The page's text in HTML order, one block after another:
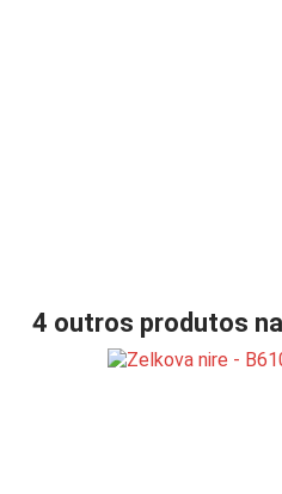
4 outros produtos